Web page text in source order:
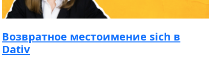
Возвратное местоимение sich в
Dativ